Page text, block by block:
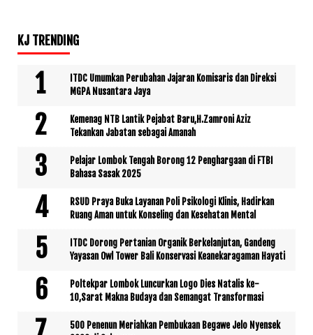
KJ TRENDING
ITDC Umumkan Perubahan Jajaran Komisaris dan Direksi
MGPA Nusantara Jaya
Kemenag NTB Lantik Pejabat Baru,H.Zamroni Aziz
Tekankan Jabatan sebagai Amanah
Pelajar Lombok Tengah Borong 12 Penghargaan di FTBI
Bahasa Sasak 2025
RSUD Praya Buka Layanan Poli Psikologi Klinis, Hadirkan
Ruang Aman untuk Konseling dan Kesehatan Mental
ITDC Dorong Pertanian Organik Berkelanjutan, Gandeng
Yayasan Owl Tower Bali Konservasi Keanekaragaman Hayati
Poltekpar Lombok Luncurkan Logo Dies Natalis ke-
10,Sarat Makna Budaya dan Semangat Transformasi
500 Penenun Meriahkan Pembukaan Begawe Jelo Nyensek